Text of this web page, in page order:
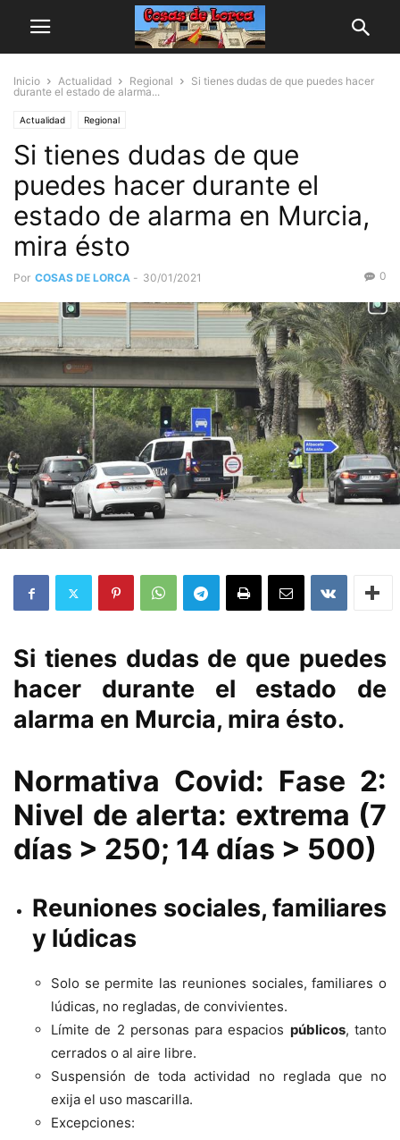
Inicio Actualidad Regional
Si tienes dudas de que puedes hacer
durante el estado de alarma...
Actualidad Regional
Si tienes dudas de que
puedes hacer durante el
estado de alarma en Murcia,
mira ésto
Por COSAS DE LORCA - 30/01/2021 0
Si tienes dudas de que puedes
hacer durante el estado de
alarma en Murcia, mira ésto.
Normativa Covid: Fase 2:
Nivel de alerta: extrema (7
días > 250; 14 días > 500)
Reuniones sociales, familiares
y lúdicas
Solo se permite las reuniones sociales, familiares o
lúdicas, no regladas, de convivientes.
Límite de 2 personas para espacios públicos, tanto
cerrados o al aire libre.
Suspensión de toda actividad no reglada que no
exija el uso mascarilla.
Excepciones: